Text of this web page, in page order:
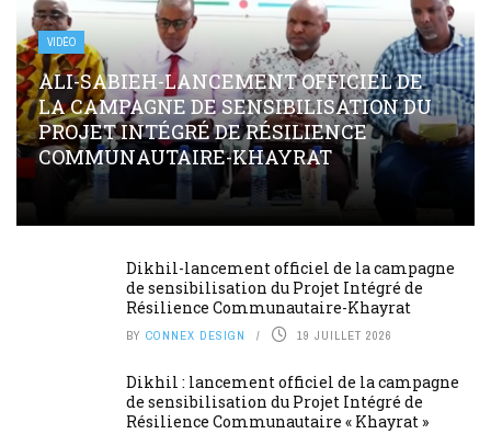
VIDÉO
ALI-SABIEH-LANCEMENT OFFICIEL DE
LA CAMPAGNE DE SENSIBILISATION DU
PROJET INTÉGRÉ DE RÉSILIENCE
COMMUNAUTAIRE-KHAYRAT
Dikhil-lancement officiel de la campagne
de sensibilisation du Projet Intégré de
Résilience Communautaire-Khayrat
BY CONNEX DESIGN 19 JUILLET 2026
Dikhil : lancement officiel de la campagne
de sensibilisation du Projet Intégré de
Résilience Communautaire « Khayrat »